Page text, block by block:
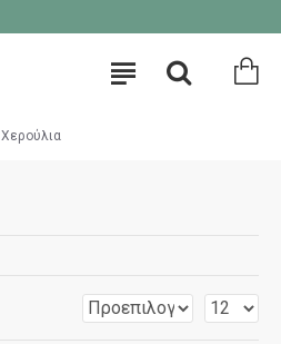
Χερούλια